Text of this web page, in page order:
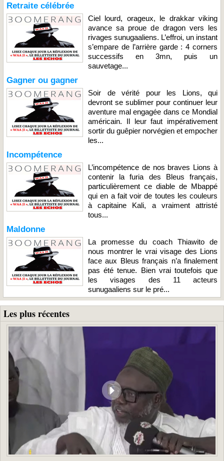
Retraite célébrée
Ciel lourd, orageux, le drakkar viking
avance sa proue de dragon vers les
rivages sunugaaliens. L’effroi, un instant
s’empare de l’arrière garde : 4 corners
successifs en 3mn, puis un
sauvetage...
Gagner ou gagner
Soir de vérité pour les Lions, qui
devront se sublimer pour continuer leur
aventure mal engagée dans ce Mondial
américain. Il leur faut impérativement
sortir du guêpier norvégien et empocher
les...
Incompétence
L’incompétence de nos braves Lions à
contenir la furia des Bleus français,
particulièrement ce diable de Mbappé
qui en a fait voir de toutes les couleurs
à capitaine Kali, a vraiment attristé
tous...
Maldonne
La promesse du coach Thiawito de
nous montrer le vrai visage des Lions
face aux Bleus français n’a finalement
pas été tenue. Bien vrai toutefois que
les visages des 11 acteurs
sunugaaliens sur le pré...
Les plus récentes